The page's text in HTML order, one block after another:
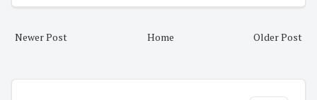
Newer Post Older Post
Home